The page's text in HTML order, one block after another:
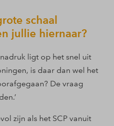
schaal
jullie hiernaar?
ligt op het snel uit
is daar dan wel het
De vraag
zijn als het SCP vanuit